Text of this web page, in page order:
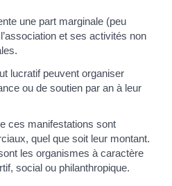
une part marginale (peu
et ses activités non
lucratif peuvent organiser
ou de soutien par an à leur
ces manifestations sont
quel que soit leur montant.
les organismes à caractère
social ou philanthropique.